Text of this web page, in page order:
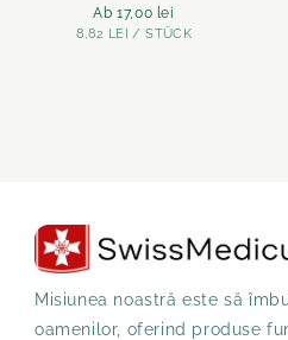
Normaler
Preis
Ab 17,00 lei
STÜCK
8,82 LEI / PE
STÜCK
Misiunea noastră este să
oamenilor, oferind produse